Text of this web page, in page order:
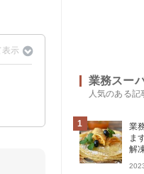
業務スー
人気のある記
1
業
ま
解